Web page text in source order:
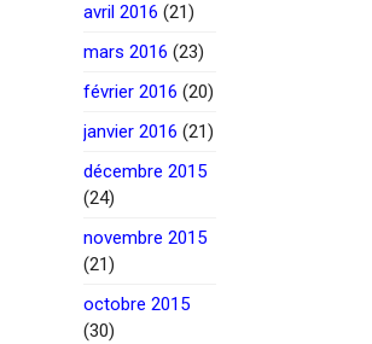
avril 2016 (21)
mars 2016 (23)
février 2016 (20)
janvier 2016 (21)
décembre 2015
(24)
novembre 2015
(21)
octobre 2015
(30)